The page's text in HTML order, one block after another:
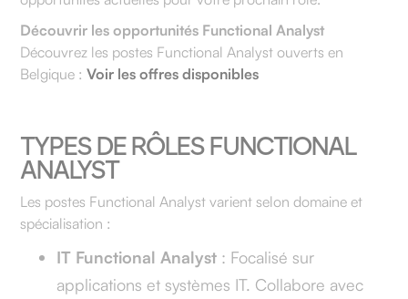
Découvrir les opportunités Functional Analyst
Découvrez les postes Functional Analyst ouverts en
Belgique :Voir les offres disponibles
TYPES DE RÔLES FUNCTIONAL
ANALYST
Les postes Functional Analyst varient selon domaine et
spécialisation :
IT Functional Analyst : Focalisé sur
applications et systèmes IT. Collabore avec